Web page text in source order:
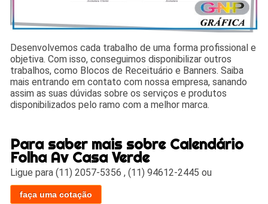
Desenvolvemos cada trabalho de uma forma profissional e
objetiva. Com isso, conseguimos disponibilizar outros
trabalhos, como Blocos de Receituário e Banners. Saiba
mais entrando em contato com nossa empresa, sanando
assim as suas dúvidas sobre os serviços e produtos
disponibilizados pelo ramo com a melhor marca.
Para saber mais sobre Calendário
Folha Av Casa Verde
Ligue para(11) 2057-5356 ,(11) 94612-2445 ou
faça uma cotação